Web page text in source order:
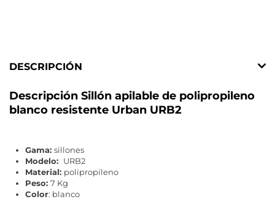
DESCRIPCIÓN
Descripción Sillón apilable de polipropileno
blanco resistente Urban URB2
Gama: sillones
Modelo: URB2
Material: polipropileno
Peso: 7 Kg
Color: blanco